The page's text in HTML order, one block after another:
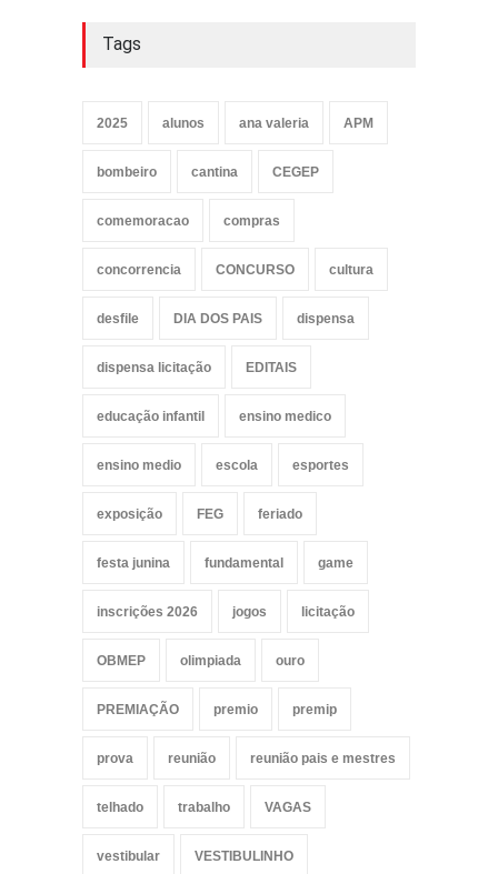
Tags
2025 alunos ana valeria APM
bombeiro cantina CEGEP
comemoracao compras
concorrencia CONCURSO cultura
desfile DIA DOS PAIS dispensa
dispensa licitação EDITAIS
educação infantil ensino medico
ensino medio escola esportes
exposição FEG feriado
festa junina fundamental game
inscrições 2026 jogos licitação
OBMEP olimpiada ouro
PREMIAÇÃO premio premip
prova reunião reunião pais e mestres
telhado trabalho VAGAS
vestibular VESTIBULINHO